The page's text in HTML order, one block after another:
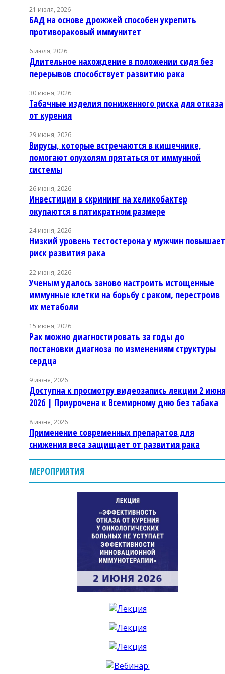
21 июля, 2026
БАД на основе дрожжей способен укрепить
противораковый иммунитет
6 июля, 2026
Длительное нахождение в положении сидя без
перерывов способствует развитию рака
30 июня, 2026
Табачные изделия пониженного риска для отказа
от курения
29 июня, 2026
Вирусы, которые встречаются в кишечнике,
помогают опухолям прятаться от иммунной
системы
26 июня, 2026
Инвестиции в скрининг на хеликобактер
окупаются в пятикратном размере
24 июня, 2026
Низкий уровень тестостерона у мужчин повышает
риск развития рака
22 июня, 2026
Ученым удалось заново настроить истощенные
иммунные клетки на борьбу с раком, перестроив
их метаболи
15 июня, 2026
Рак можно диагностировать за годы до
постановки диагноза по изменениям структуры
сердца
9 июня, 2026
Доступна к просмотру видеозапись лекции 2
2026 | Приурочена к Всемирному дню без табака
8 июня, 2026
Применение современных препаратов для
снижения веса защищает от развития рака
МЕРОПРИЯТИЯ